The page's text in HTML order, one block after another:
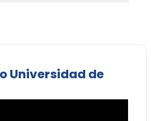
Universidad de